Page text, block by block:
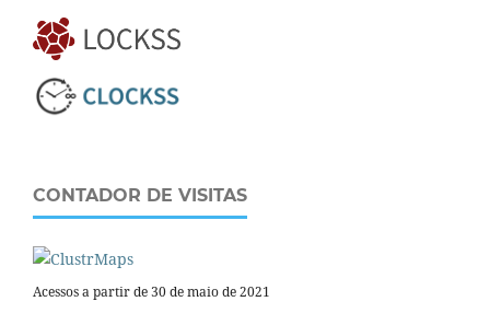
CONTADOR DE VISITAS
Acessos a partir de 30 de maio de 2021